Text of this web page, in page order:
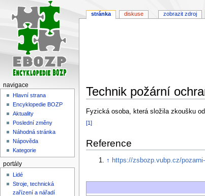
Technik požární
Skočit
na
Skočit
na
Fyzická osoba, která složila zkoušku
[1]
Reference
↑ https://zsbozp.vubp.cz/
stránka diskuse zobrazit zdroj
navigace
Hlavní strana
Encyklopedie BOZP
Aktuality
Poslední změny
Náhodná stránka
Nápověda
Kategorie
portály
Lidé
Stroje, technická
zařízení a nářadí